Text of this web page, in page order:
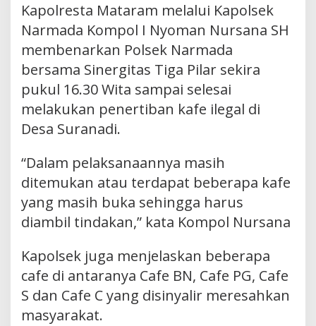
Kapolresta Mataram melalui Kapolsek
Narmada Kompol I Nyoman Nursana SH
membenarkan Polsek Narmada
bersama Sinergitas Tiga Pilar sekira
pukul 16.30 Wita sampai selesai
melakukan penertiban kafe ilegal di
Desa Suranadi.
“Dalam pelaksanaannya masih
ditemukan atau terdapat beberapa kafe
yang masih buka sehingga harus
diambil tindakan,” kata Kompol Nursana
Kapolsek juga menjelaskan beberapa
cafe di antaranya Cafe BN, Cafe PG, Cafe
S dan Cafe C yang disinyalir meresahkan
masyarakat.